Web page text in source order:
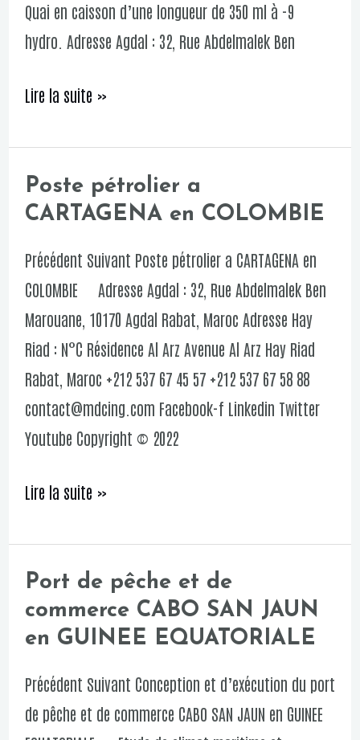
Quai en caisson d’une longueur de 350 ml à -9
hydro. Adresse Agdal : 32, Rue Abdelmalek Ben
Lire la suite »
Poste pétrolier a
CARTAGENA en COLOMBIE
Précédent Suivant Poste pétrolier a CARTAGENA en
COLOMBIE Adresse Agdal : 32, Rue Abdelmalek Ben
Marouane, 10170 Agdal Rabat, Maroc Adresse Hay
Riad : N°C Résidence Al Arz Avenue Al Arz Hay Riad
Rabat, Maroc +212 537 67 45 57 +212 537 67 58 88
contact@mdcing.com Facebook-f Linkedin Twitter
Youtube Copyright © 2022
Poste
pétrolier
Lire la suite »
Port de pêche et de
commerce CABO SAN JAUN
en GUINEE EQUATORIALE
Précédent Suivant Conception et d’exécution du port
de pêche et de commerce CABO SAN JAUN en GUINEE
Port
de
pêche